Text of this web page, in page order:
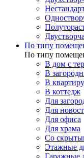
По типу
По типу
В дом с
В
В квартиру
В коттедж
Для
Для
Для офиса
Для храма
Со
Этажные